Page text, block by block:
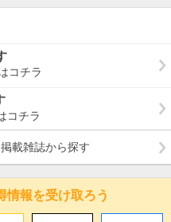
コチラ
コチラ
掲載雑誌から探す
情報を受け取ろう